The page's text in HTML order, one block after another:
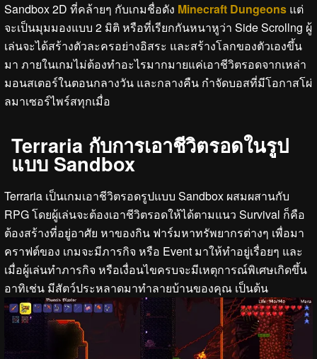
Sandbox 2D ที่คล้ายๆ กับเกมชื่อดัง Minecraft Dungeons แต่
จะเป็นมุมมองแบบ 2 มิติ หรือที่เรียกกันหนาหูว่า Side Scrollng ผู้
เล่นจะได้สร้างตัวละครอย่างอิสระ และสร้างโลกของตัวเองขึ้น
มา ภายในเกมไม่ต้องทำอะไรมากมายแค่เอาชีวิตรอดจากเหล่า
มอนสเตอร์ในตอนกลางวัน และกลางคืน กำจัดบอสที่มีโอกาสโผ่
ลมาเซอร์ไพร์สทุกเมื่อ
Terraria กับการเอาชีวิตรอดในรูป
แบบ Sandbox
Terraria เป็นเกมเอาชีวิตรอดรูปแบบ Sandbox ผสมผสานกับ
RPG โดยผู้เล่นจะต้องเอาชีวิตรอดให้ได้ตามแนว Survival ก็คือ
ต้องสร้างที่อยู่อาศัย หาของกิน ฟาร์มหาทรัพยากรต่างๆ เพื่อมา
คราฟต์ของ เกมจะมีภารกิจ หรือ Event มาให้ทำอยู่เรื่อยๆ และ
เมื่อผู้เล่นทำภารกิจ หรือเงื่อนไขครบจะมีเหตุการณ์พิเศษเกิดขึ้น
อาทิเช่น มีสัตว์ประหลาดมาทำลายบ้านของคุณ เป็นต้น